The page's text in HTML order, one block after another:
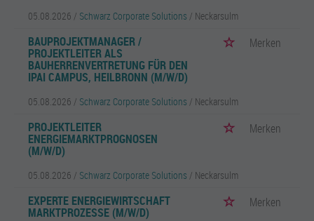
05.08.2026 / Schwarz Corporate Solutions / Neckarsulm
BAUPROJEKTMANAGER /
PROJEKTLEITER ALS
BAUHERRENVERTRETUNG FÜR DEN
IPAI CAMPUS, HEILBRONN (M/W/D)
Merken
05.08.2026 / Schwarz Corporate Solutions / Neckarsulm
PROJEKTLEITER
ENERGIEMARKTPROGNOSEN
(M/W/D)
Merken
05.08.2026 / Schwarz Corporate Solutions / Neckarsulm
EXPERTE ENERGIEWIRTSCHAFT
MARKTPROZESSE (M/W/D)
Merken